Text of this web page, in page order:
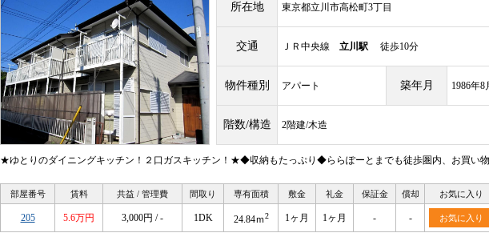
所在地 東京都立川市高松町3丁目
交通 ＪＲ中央線 立川駅 徒歩10分
物件種別 アパート 築年月 1986年8
階数/構造 2階建/木造
★ゆとりのダイニングキッチン！２口ガスキッチン！★◆収納もたっぷり◆ららぽーとまでも徒歩圏内、お買い
部屋番号 賃料 共益 / 管理費 間取り 専有面積 敷金 礼金 保証金 償却 お気に入り
205 5.6万円 3,000円 / - 1DK 24.84ｍ2 1ヶ月 1ヶ月 - - お気に入り